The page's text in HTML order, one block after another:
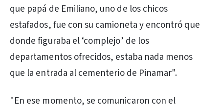
que papá de Emiliano, uno de los chicos
estafados, fue con su camioneta y encontró que
donde figuraba el ‘complejo’ de los
departamentos ofrecidos, estaba nada menos
que la entrada al cementerio de Pinamar".
"En ese momento, se comunicaron con el